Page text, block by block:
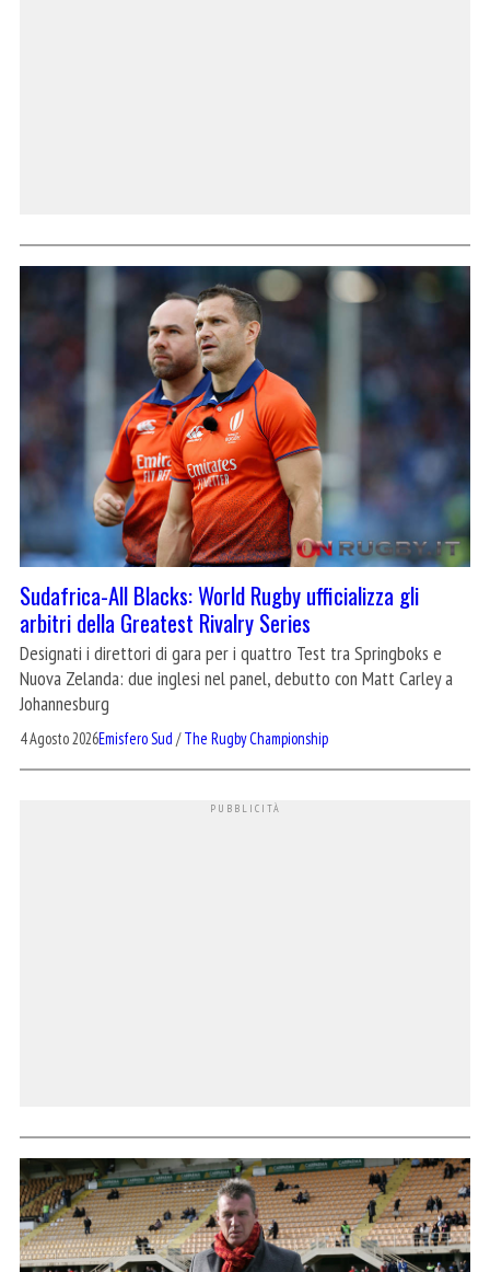
Sudafrica-All Blacks: World Rugby ufficializza gli
arbitri della Greatest Rivalry Series
Designati i direttori di gara per i quattro Test tra Springboks e
Nuova Zelanda: due inglesi nel panel, debutto con Matt Carley a
Johannesburg
4 Agosto 2026Emisfero Sud /The Rugby Championship